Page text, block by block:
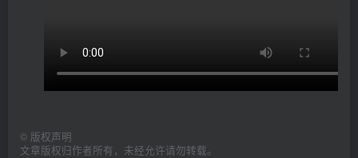
© 版权声明
文章版权归作者所有，未经允许请勿转载。